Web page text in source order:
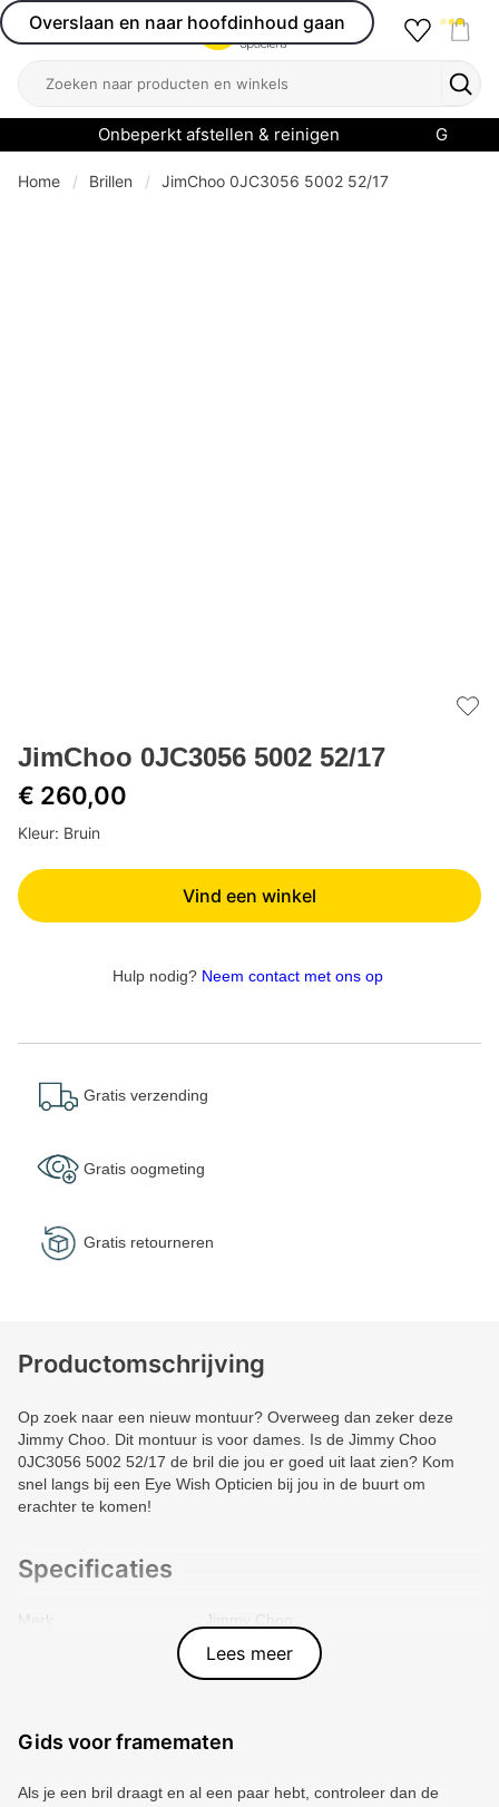
Overslaan en naar hoofdinhoud gaan
Open menu
Zoeken
Onbeperkt afstellen & reinigen
Home Brillen JimChoo 0JC3056 5002 52/17
JimChoo 0JC3056 5002 52/17
€ 260,00
Kleur: Bruin
Vind een winkel
Hulp nodig? Neem contact met ons op
Gratis verzending
Gratis oogmeting
Gratis retourneren
Productomschrijving
Op zoek naar een nieuw montuur? Overweeg dan zeker deze
Jimmy Choo. Dit montuur is voor dames. Is de Jimmy Choo
0JC3056 5002 52/17 de bril die jou er goed uit laat zien? Kom
snel langs bij een Eye Wish Opticien bij jou in de buurt om
erachter te komen!
Specificaties
Merk
Jimmy Choo
Bruin
Plastic
Lees meer
Gids voor framematen
Als je een bril draagt ​​en al een paar hebt, controleer dan de